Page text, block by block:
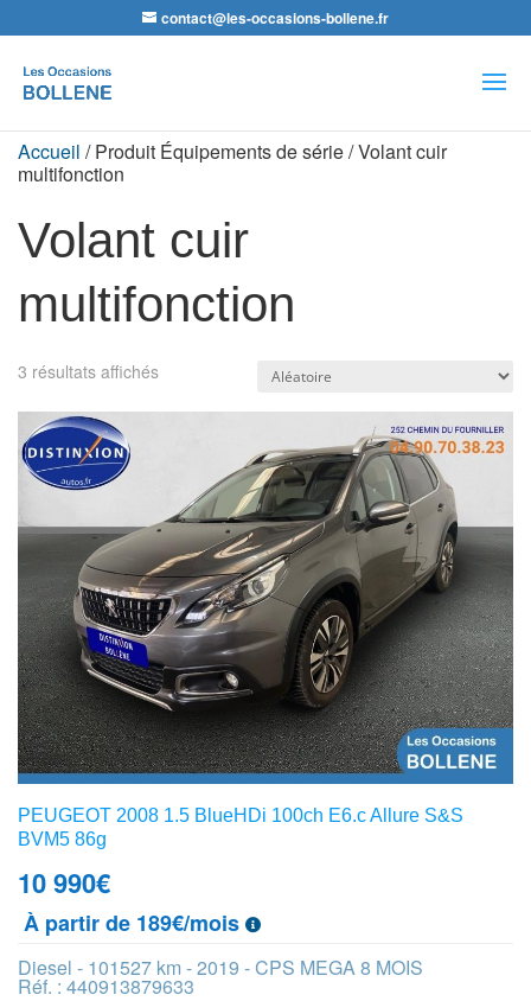
contact@les-occasions-bollene.fr
de
produits
Accueil / Produit Équipements de série / Volant cuir
multifonction
Volant cuir
multifonction
3 résultats affichés
PEUGEOT 2008 1.5 BlueHDi 100ch E6.c Allure S&S
BVM5 86g
10 990€
À partir de 189€/mois
Diesel - 101527 km - 2019 - CPS MEGA 8 MOIS
Réf. : 440913879633